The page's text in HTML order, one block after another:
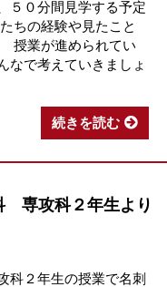
５０分間見学する予定
ちの経験や見たこと
授業が進められてい
なで考えていきましょ
続きを読む
専攻科２年生より
２年生の授業で名刺